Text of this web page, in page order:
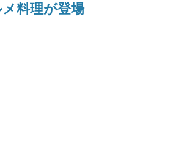
解いてはいけない。『赫本』は、〈試験問題〉
料理が登場